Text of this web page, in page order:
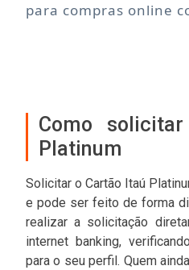
para compras online
Como
Platinum
Solicitar o Cartão Itaú
e pode ser feito de forma
realizar a solicitação
internet banking,
para o seu perfil. Quem